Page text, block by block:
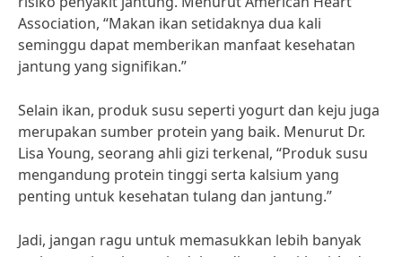
Association, “Makan ikan setidaknya dua kali
seminggu dapat memberikan manfaat kesehatan
jantung yang signifikan.”
Selain ikan, produk susu seperti yogurt dan keju juga
merupakan sumber protein yang baik. Menurut Dr.
Lisa Young, seorang ahli gizi terkenal, “Produk susu
mengandung protein tinggi serta kalsium yang
penting untuk kesehatan tulang dan jantung.”
Jadi, jangan ragu untuk memasukkan lebih banyak